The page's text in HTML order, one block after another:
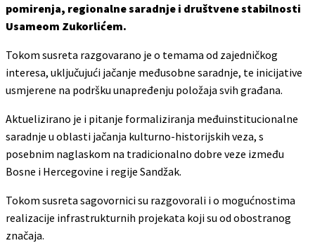
pomirenja, regionalne saradnje i društvene stabilnosti
Usameom Zukorlićem.
​Tokom susreta razgovarano je o temama od zajedničkog
interesa, uključujući jačanje međusobne saradnje, te inicijative
usmjerene na podršku unapređenju položaja svih građana.
​Aktuelizirano je i pitanje formaliziranja međuinstitucionalne
saradnje u oblasti jačanja kulturno-historijskih veza, s
posebnim naglaskom na tradicionalno dobre veze između
Bosne i Hercegovine i regije Sandžak.
​Tokom susreta sagovornici su razgovorali i o mogućnostima
realizacije infrastrukturnih projekata koji su od obostranog
značaja.